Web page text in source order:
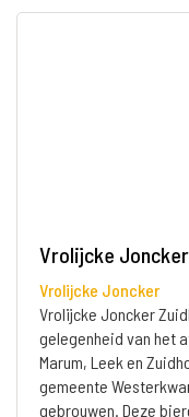
Vrolijcke
Vrolijcke Joncker
Vrolijcke Joncker
gelegenheid van het
Marum, Leek en
gemeente
gebrouwen. Deze